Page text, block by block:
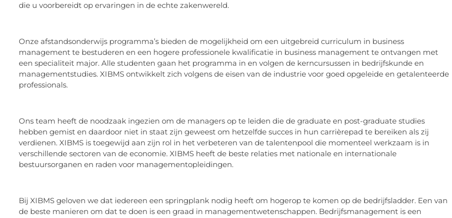
die u voorbereidt op ervaringen in de echte zakenwereld.
Onze afstandsonderwijs programma’s bieden de mogelijkheid om een uitgebreid curriculum in business
management te bestuderen en een hogere professionele kwalificatie in business management te ontvangen met
een specialiteit major. Alle studenten gaan het programma in en volgen de kerncursussen in bedrijfskunde en
managementstudies. XIBMS ontwikkelt zich volgens de eisen van de industrie voor goed opgeleide en getalenteerde
professionals.
Ons team heeft de noodzaak ingezien om de managers op te leiden die de graduate en post-graduate studies
hebben gemist en daardoor niet in staat zijn geweest om hetzelfde succes in hun carrièrepad te bereiken als zij
verdienen. XIBMS is toegewijd aan zijn rol in het verbeteren van de talentenpool die momenteel werkzaam is in
verschillende sectoren van de economie. XIBMS heeft de beste relaties met nationale en internationale
bestuursorganen en raden voor managementopleidingen.
Bij XIBMS geloven we dat iedereen een springplank nodig heeft om hogerop te komen op de bedrijfsladder. Een van
de beste manieren om dat te doen is een graad in managementwetenschappen. Bedrijfsmanagement is een